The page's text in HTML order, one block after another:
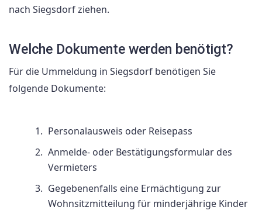
nach Siegsdorf ziehen.
Welche Dokumente werden benötigt?
Für die Ummeldung in Siegsdorf benötigen Sie
folgende Dokumente:
Personalausweis oder Reisepass
Anmelde- oder Bestätigungsformular des
Vermieters
Gegebenenfalls eine Ermächtigung zur
Wohnsitzmitteilung für minderjährige Kinder